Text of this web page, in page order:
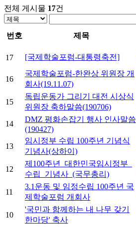
전체 게시물 17건
번호 제목
17 [국제학술포럼-대통령축전]
16
국제학술포럼-한완상 위원장 개
회사(19.11.07)
15
독립운동가 그리기 대전 시상식
위원장 축하말씀(190706)
14
DMZ 평화손잡기 행사 인사말씀
(190427)
13
임시정부 수립 100주년 기념식
기념사(상하이)
12
제100주년_대한민국임시정부_
수립_기념사_(국무총리)
11
3.1운동 및 임정수립 100주년 국
제학술포럼 개회사
10
'국민과 함께하는 내 나무 갖기
한마당' 축사